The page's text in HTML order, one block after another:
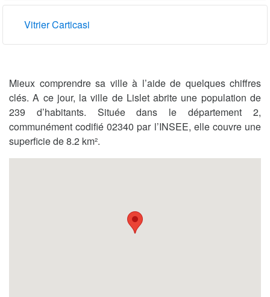
Vitrier Carticasi
Mieux comprendre sa ville à l’aide de quelques chiffres
clés. A ce jour, la ville de Lislet abrite une population de
239 d’habitants. Située dans le département 2,
communément codifié 02340 par l’INSEE, elle couvre une
superficie de 8.2 km².